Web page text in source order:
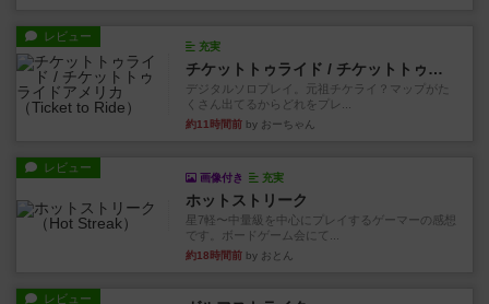
レビュー
充実
チケットトゥライド / チケットトゥライドアメリカ
デジタルソロプレイ。元祖チケライ？マップがた
くさん出てるからどれをプレ...
約11時間前 by おーちゃん
レビュー
画像付き 充実
ホットストリーク
星7軽〜中量級を中心にプレイするゲーマーの感想
です。ボードゲーム会にて...
約18時間前 by おとん
レビュー